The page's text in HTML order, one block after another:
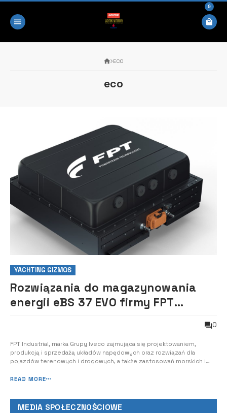
0
ECO
eco
YACHTING GIZMOS
Rozwiązania do magazynowania
energii eBS 37 EVO firmy FPT
0
FPT Industrial, marka Grupy Iveco zajmująca się projektowaniem,
produkcją i sprzedażą układów napędowych oraz rozwiązań dla
pojazdów terenowych i drogowych, a także zastosowań morskich i
emisji w sektorze morskim. Wraz z rozpoczęciem roku obchodów 50.
READ MORE
MEDIA SPOŁECZNOŚCIOWE